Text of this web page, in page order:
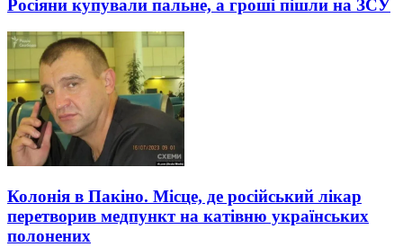
Росіяни купували пальне, а гроші пішли на ЗСУ
Колонія в Пакіно. Місце, де російський лікар
перетворив медпункт на катівню українських
полонених